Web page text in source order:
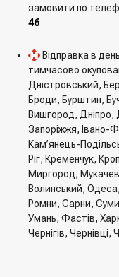
замовити по
46
Відправка в
тимчасово
Дністровський,
Броди, Бурштин,
Вишгород,
Запоріжжя, Івано-
Кам’янець-
Ріг, Кременчук,
Миргород,
Волинський,
Ромни, Сарни,
Умань, Фастів,
Чернігів,